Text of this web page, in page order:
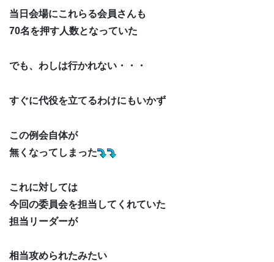
当日会場にこれらる会員さんも
70名を押す人数となっていた
でも、わしは行かれない・・・
すぐに代役を立てるわけにもいかず
この例会自体が
無くなってしまった
これに対しては
今回の委員会を担当してくれていた
担当リーダーが
相当攻められたみたい